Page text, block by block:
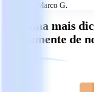
Marco G.
Obtenha mais
diretamente de